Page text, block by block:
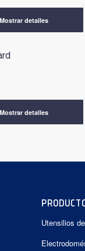
Mostrar detalles
Mostrar detalles
Utensilios